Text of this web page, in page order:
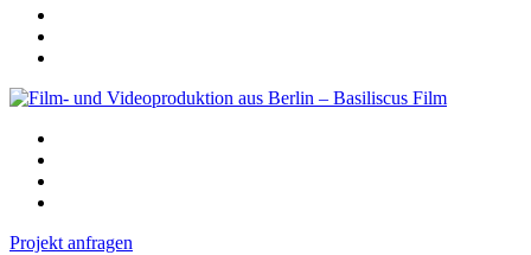
Projekt anfragen